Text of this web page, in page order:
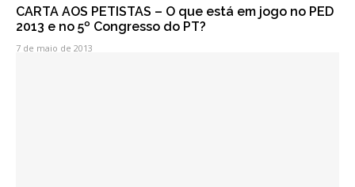
CARTA AOS PETISTAS – O que está em jogo no PED
2013 e no 5º Congresso do PT?
7 de maio de 2013